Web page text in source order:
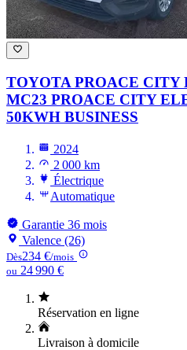
TOYOTA PROACE CITY
MC23 PROACE CITY
50KWH BUSINESS
2024
2 000 km
Électrique
Automatique
Garantie 36 mois
Valence (26)
Dès234 €/mois
ou 24 990 €
Réservation en ligne
Livraison à domicile